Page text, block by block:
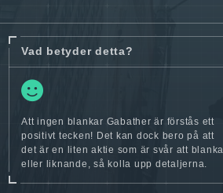
Vad betyder detta?
Att ingen blankar Gabather är förstås ett
positivt tecken! Det kan dock bero på att
det är en liten aktie som är svår att blanka
eller liknande, så kolla upp detaljerna.